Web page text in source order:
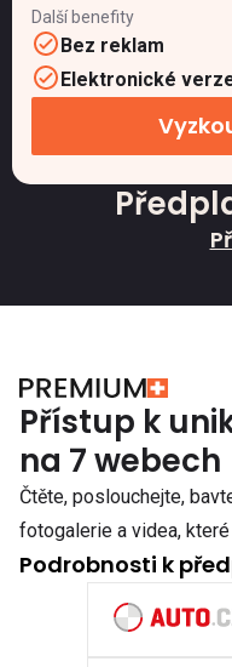
Další benefity
Bez reklam
Elektronické
Přístup k
na 7 webech
Čtěte, poslouchejte,
fotogalerie a videa,
Podrobnosti k